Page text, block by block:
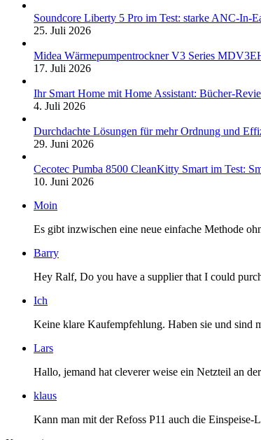
Soundcore Liberty 5 Pro im Test: starke ANC-In-
25. Juli 2026
Midea Wärmepumpentrockner V3 Series
17. Juli 2026
Ihr Smart Home mit Home Assistant: Bücher-
4. Juli 2026
Durchdachte Lösungen für mehr Ordnung und
29. Juni 2026
Cecotec Pumba 8500 CleanKitty Smart im Test:
10. Juni 2026
Moin
Es gibt inzwischen eine neue einfache Methode
Barry
Hey Ralf, Do you have a supplier that I could
Ich
Keine klare Kaufempfehlung. Haben sie und sind
Lars
Hallo, jemand hat cleverer weise ein Netzteil an
klaus
Kann man mit der Refoss P11 auch die Einspeise-